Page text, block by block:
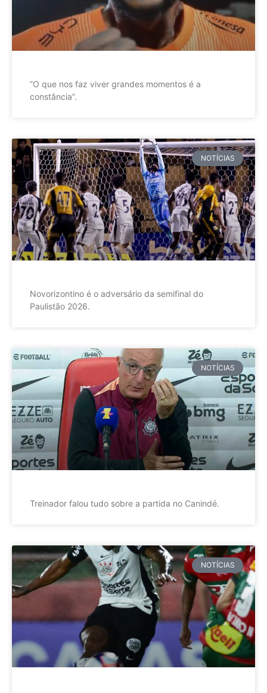
”O que nos faz viver grandes momentos é a
constância”.
NOTÍCIAS
Novorizontino é o adversário da semifinal do
Paulistão 2026.
NOTÍCIAS
Treinador falou tudo sobre a partida no Canindé.
NOTÍCIAS